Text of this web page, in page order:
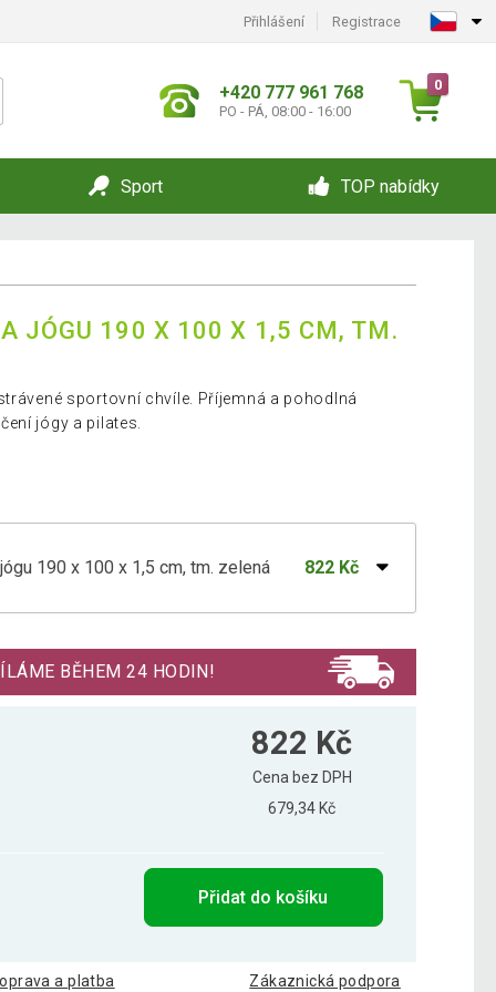
Přihlášení Registrace
+420 777 961 768
PO - PÁ, 08:00 - 16:00
0
Sport TOP nabídky
JÓGU 190 X 100 X 1,5 CM, TM.
sportovní chvíle. Příjemná a pohodlná
jógy a pilates.
190 x 100 x 1,5 cm, tm. zelená 822 Kč
190 x 100 x 1,5 cm, červená
jógu 190 x 100 x 1,5 cm, královsky modrá
BĚHEM 24 HODIN!
822 Kč
Cena bez DPH
679,34 Kč
Přidat do košíku
a platba Zákaznická podpora